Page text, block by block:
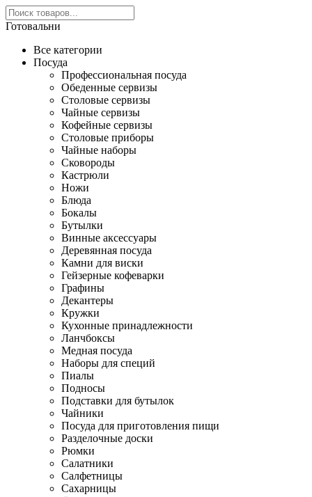
Готовальни
Все категории
Посуда
Профессиональная посуда
Обеденные сервизы
Столовые сервизы
Чайные сервизы
Кофейные сервизы
Столовые приборы
Чайные наборы
Сковороды
Кастрюли
Ножи
Блюда
Бокалы
Бутылки
Винные аксессуары
Деревянная посуда
Камни для виски
Гейзерные кофеварки
Графины
Декантеры
Кружки
Кухонные принадлежности
Ланчбоксы
Медная посуда
Наборы для специй
Пиалы
Подносы
Подставки для бутылок
Чайники
Посуда для приготовления пищи
Разделочные доски
Рюмки
Салатники
Салфетницы
Сахарницы